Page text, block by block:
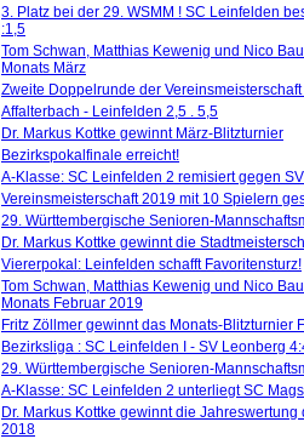
3. Platz bei der 29. WSMM ! SC Leinfelden
:1,5
Tom Schwan, Matthias Kewenig und Nico
Monats März
Zweite Doppelrunde der
Affalterbach - Leinfelden 2,5 . 5,5
Dr. Markus Kottke gewinnt März-Blitzturnier
Bezirkspokalfinale erreicht!
A-Klasse: SC Leinfelden 2 remisiert gegen
Vereinsmeisterschaft 2019 mit 10 Spielern
29. Württembergische Senioren-
Dr. Markus Kottke gewinnt die
Viererpokal: Leinfelden schafft Favoritensturz!
Tom Schwan, Matthias Kewenig und Nico
Monats Februar 2019
Fritz Zöllmer gewinnt das Monats-Blitzturnier
Bezirksliga : SC Leinfelden I - SV Leonberg
29. Württembergische Senioren-
A-Klasse: SC Leinfelden 2 unterliegt SC
Dr. Markus Kottke gewinnt die
2018